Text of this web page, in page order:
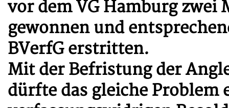
vor dem VG Hamburg zwei
gewonnen und
BVerfG erstritten.
Mit der Befristung der
dürfte das gleiche Problem